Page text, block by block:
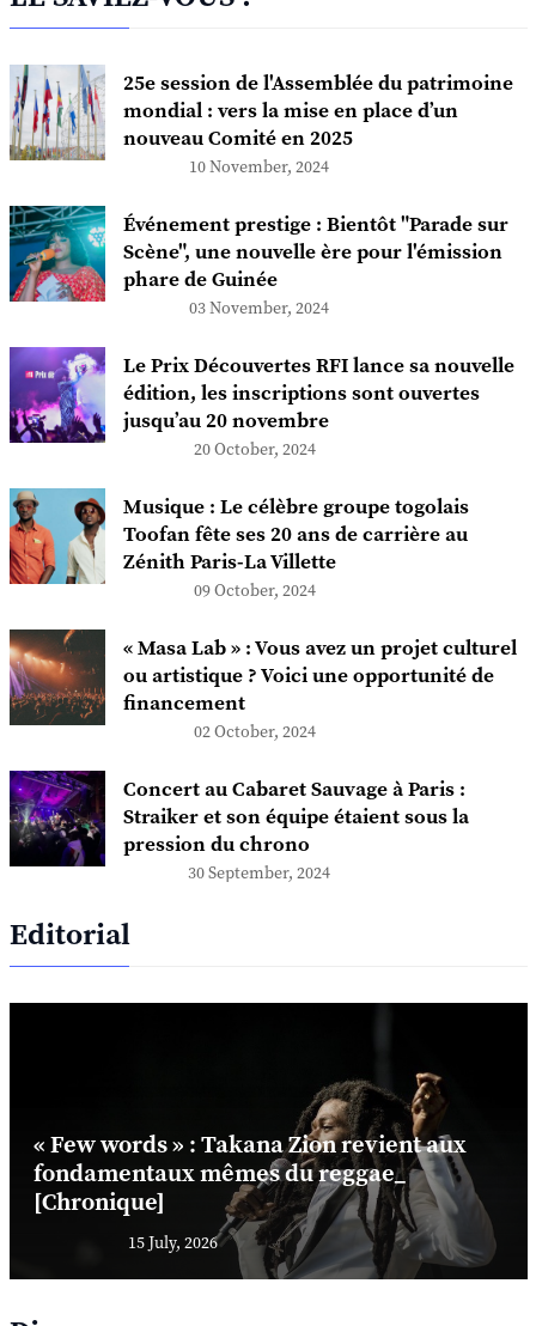
25e session de l'Assemblée du patrimoine
mondial : vers la mise en place d’un
nouveau Comité en 2025
10 November, 2024
Événement prestige : Bientôt "Parade sur
Scène", une nouvelle ère pour l'émission
phare de Guinée
03 November, 2024
Le Prix Découvertes RFI lance sa nouvelle
édition, les inscriptions sont ouvertes
jusqu’au 20 novembre
20 October, 2024
Musique : Le célèbre groupe togolais
Toofan fête ses 20 ans de carrière au
Zénith Paris-La Villette
09 October, 2024
« Masa Lab » : Vous avez un projet culturel
ou artistique ? Voici une opportunité de
financement
02 October, 2024
Concert au Cabaret Sauvage à Paris :
Straiker et son équipe étaient sous la
pression du chrono
30 September, 2024
Editorial
« Few words » : Takana Zion revient aux
fondamentaux mêmes du reggae_
[Chronique]
15 July, 2026